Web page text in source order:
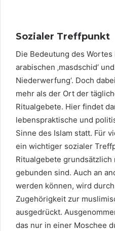
Sozialer Treffpunkt
Die Bedeutung des
arabischen ‚masdschid‘
Niederwerfung‘. Doch
mehr als der Ort der
Ritualgebete. Hier findet
lebenspraktische und
Sinne des Islam statt. Für
ein wichtiger sozialer
Ritualgebete grundsätzlich
gebunden sind. Auch an
werden können, wird
Zugehörigkeit zur
ausgedrückt.
das nur in einer Moschee